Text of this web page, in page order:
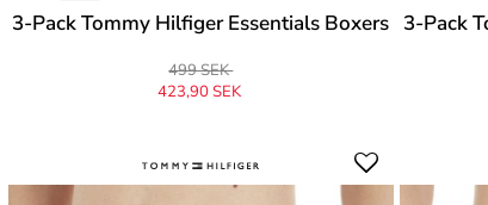
3-Pack Tommy Hilfiger Essentials Boxers
499 SEK
423,90 SEK
3-Pack